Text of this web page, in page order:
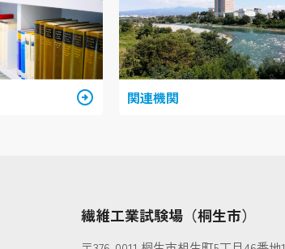
arrow_circle_right 関連機関
繊維工業試験場（桐生市）